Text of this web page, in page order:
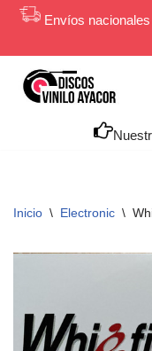
contenido
Envíos nacionales
Inicio \ Electronic \